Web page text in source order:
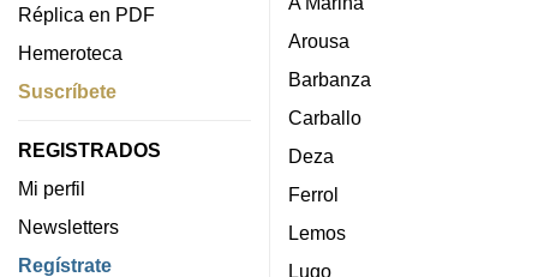
Réplica en PDF
Hemeroteca
Suscríbete
REGISTRADOS
Mi perfil
Newsletters
Regístrate
Arousa
Barbanza
Carballo
Deza
Ferrol
Lemos
Lugo